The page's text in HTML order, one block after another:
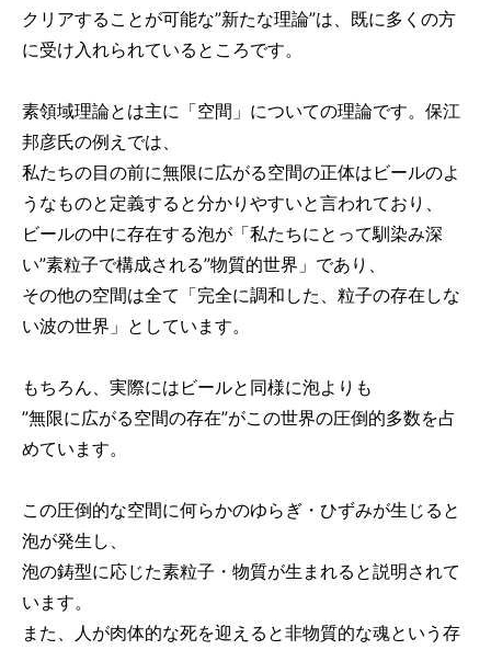
クリアすることが可能な”新たな理論”は、既に多くの方
に受け入れられているところです。
素領域理論とは主に「空間」についての理論です。保江
邦彦氏の例えでは、
私たちの目の前に無限に広がる空間の正体はビールのよ
うなものと定義すると分かりやすいと言われており、
ビールの中に存在する泡が「私たちにとって馴染み深
い”素粒子で構成される”物質的世界」であり、
その他の空間は全て「完全に調和した、粒子の存在しな
い波の世界」としています。
もちろん、実際にはビールと同様に泡よりも
”無限に広がる空間の存在”がこの世界の圧倒的多数を占
めています。
この圧倒的な空間に何らかのゆらぎ・ひずみが生じると
泡が発生し、
泡の鋳型に応じた素粒子・物質が生まれると説明されて
います。
また、人が肉体的な死を迎えると非物質的な魂という存